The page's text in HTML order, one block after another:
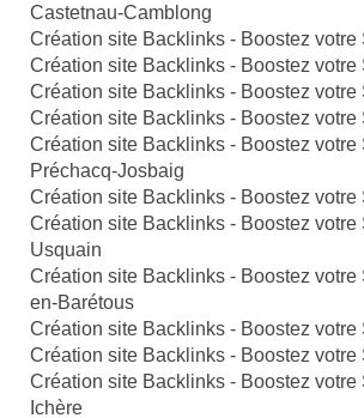
Castetnau-Camblong
Création site Backlinks - Boostez votre
Création site Backlinks - Boostez votre
Création site Backlinks - Boostez votre
Création site Backlinks - Boostez votre
Création site Backlinks - Boostez votre
Préchacq-Josbaig
Création site Backlinks - Boostez votre
Création site Backlinks - Boostez votre
Usquain
Création site Backlinks - Boostez votre
en-Barétous
Création site Backlinks - Boostez votre
Création site Backlinks - Boostez votre
Création site Backlinks - Boostez votre
Ichère